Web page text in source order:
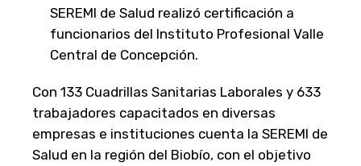
SEREMI de Salud realizó certificación a
funcionarios del Instituto Profesional Valle
Central de Concepción.
Con 133 Cuadrillas Sanitarias Laborales y 633
trabajadores capacitados en diversas
empresas e instituciones cuenta la SEREMI de
Salud en la región del Biobío, con el objetivo